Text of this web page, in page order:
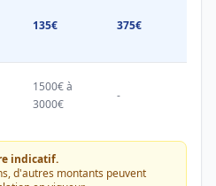
135€ 375€
1500€ à
3000€
-
indicatif.
d'autres montants peuvent